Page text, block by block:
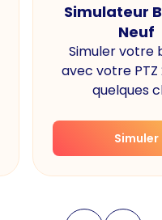
Simulateur
Neuf
Simuler votre
avec votre PTZ
quelques
Simuler